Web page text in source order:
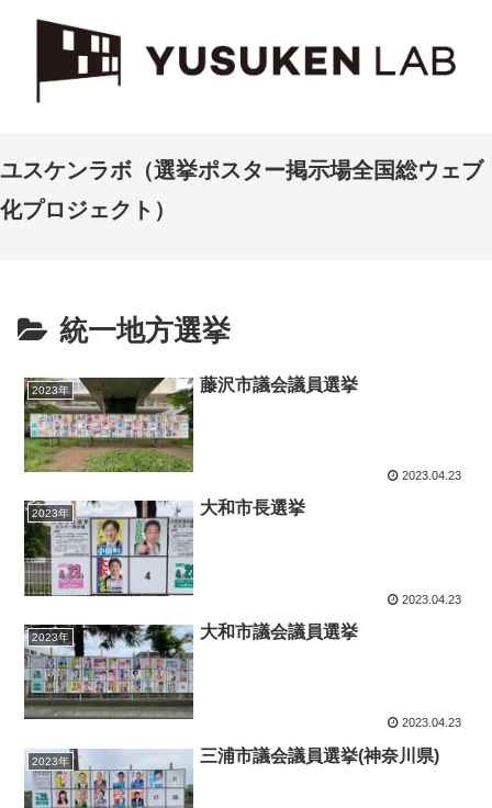
ユスケンラボ（選挙ポスター掲示場全国総ウェブ
化プロジェクト）
統一地方選挙
2023年 藤沢市議会議員選挙
2023.04.23
2023年 大和市長選挙
2023.04.23
2023年 大和市議会議員選挙
2023.04.23
2023年 三浦市議会議員選挙(神奈川県)